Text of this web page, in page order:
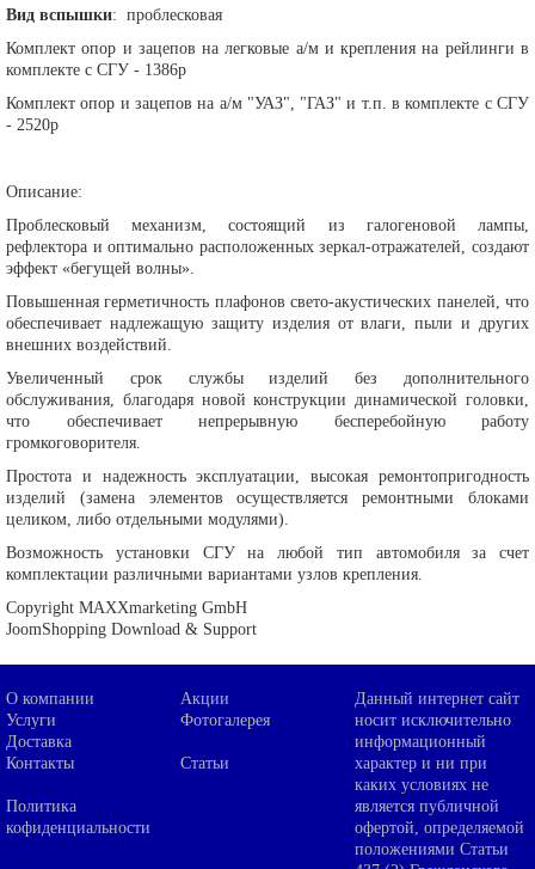
Вид вспышки: проблесковая
Комплект опор и зацепов на легковые а/м и крепления на рейлинги в
комплекте с СГУ - 1386р
Комплект опор и зацепов на а/м "УАЗ", "ГАЗ" и т.п. в комплекте с СГУ
- 2520р
Описание:
Проблесковый механизм, состоящий из галогеновой лампы,
рефлектора и оптимально расположенных зеркал-отражателей, создают
эффект «бегущей волны».
Повышенная герметичность плафонов свето-акустических панелей, что
обеспечивает надлежащую защиту изделия от влаги, пыли и других
внешних воздействий.
Увеличенный срок службы изделий без дополнительного
обслуживания, благодаря новой конструкции динамической головки,
что обеспечивает непрерывную бесперебойную работу
громкоговорителя.
Простота и надежность эксплуатации, высокая ремонтопригодность
изделий (замена элементов осуществляется ремонтными блоками
целиком, либо отдельными модулями).
Возможность установки СГУ на любой тип автомобиля за счет
комплектации различными вариантами узлов крепления.
Copyright MAXXmarketing GmbH
JoomShopping Download & Support
О компании
Услуги
Доставка
Контакты
Политика
кофиденциальности
Акции
Фотогалерея
Статьи
Данный интернет сайт
носит исключительно
информационный
характер и ни при
каких условиях не
является публичной
офертой, определяемой
положениями Статьи